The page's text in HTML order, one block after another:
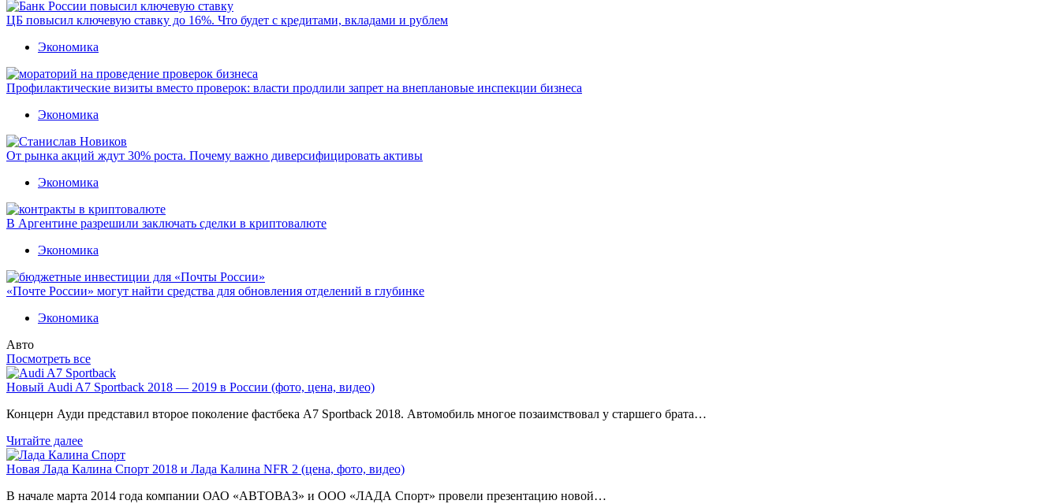
ЦБ повысил ключевую ставку до 16%. Что будет с кредитами, вкладами и рублем
Экономика
Профилактические визиты вместо проверок: власти продлили запрет на внеплановые инспекции бизнеса
Экономика
От рынка акций ждут 30% роста. Почему важно диверсифицировать активы
Экономика
В Аргентине разрешили заключать сделки в криптовалюте
Экономика
«Почте России» могут найти средства для обновления отделений в глубинке
Экономика
Авто
Посмотреть все
Новый Audi A7 Sportback 2018 — 2019 в России (фото, цена, видео)
Концерн Ауди представил второе поколение фастбека A7 Sportback 2018. Автомобиль многое позаимствовал у старшего брата…
Читайте далее
Новая Лада Калина Спорт 2018 и Лада Калина NFR 2 (цена, фото, видео)
В начале марта 2014 года компании ОАО «АВТОВАЗ» и ООО «ЛАДА Спорт» провели презентацию новой…